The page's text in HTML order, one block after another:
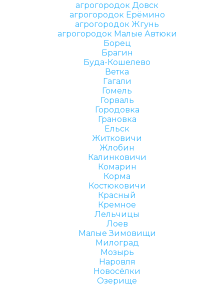
агрогородок Довск
агрогородок Ерёмино
агрогородок Жгунь
агрогородок Малые Автюки
Борец
Брагин
Буда-Кошелево
Ветка
Гагали
Гомель
Горваль
Городовка
Грановка
Ельск
Житковичи
Жлобин
Калинковичи
Комарин
Корма
Костюковичи
Красный
Кремное
Лельчицы
Лоев
Малые Зимовищи
Милоград
Мозырь
Наровля
Новосёлки
Озерище